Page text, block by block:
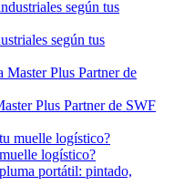
según tus
Plus Partner de SWF
logístico?